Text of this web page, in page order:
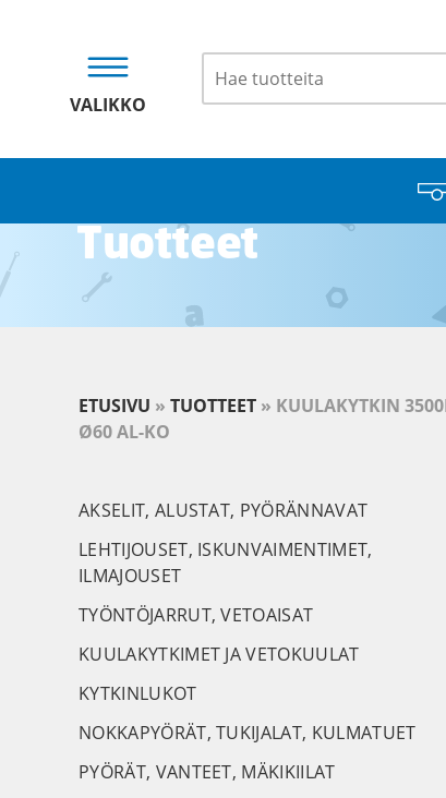
VALIKKO
Tuotteet
ETUSIVU » TUOTTEET » KUULAKYTKIN
Ø60 AL-KO
AKSELIT, ALUSTAT, PYÖRÄNNAVAT
LEHTIJOUSET, ISKUNVAIMENTIMET,
ILMAJOUSET
TYÖNTÖJARRUT, VETOAISAT
KUULAKYTKIMET JA VETOKUULAT
KYTKINLUKOT
NOKKAPYÖRÄT, TUKIJALAT, KULMATUET
PYÖRÄT, VANTEET, MÄKIKIILAT